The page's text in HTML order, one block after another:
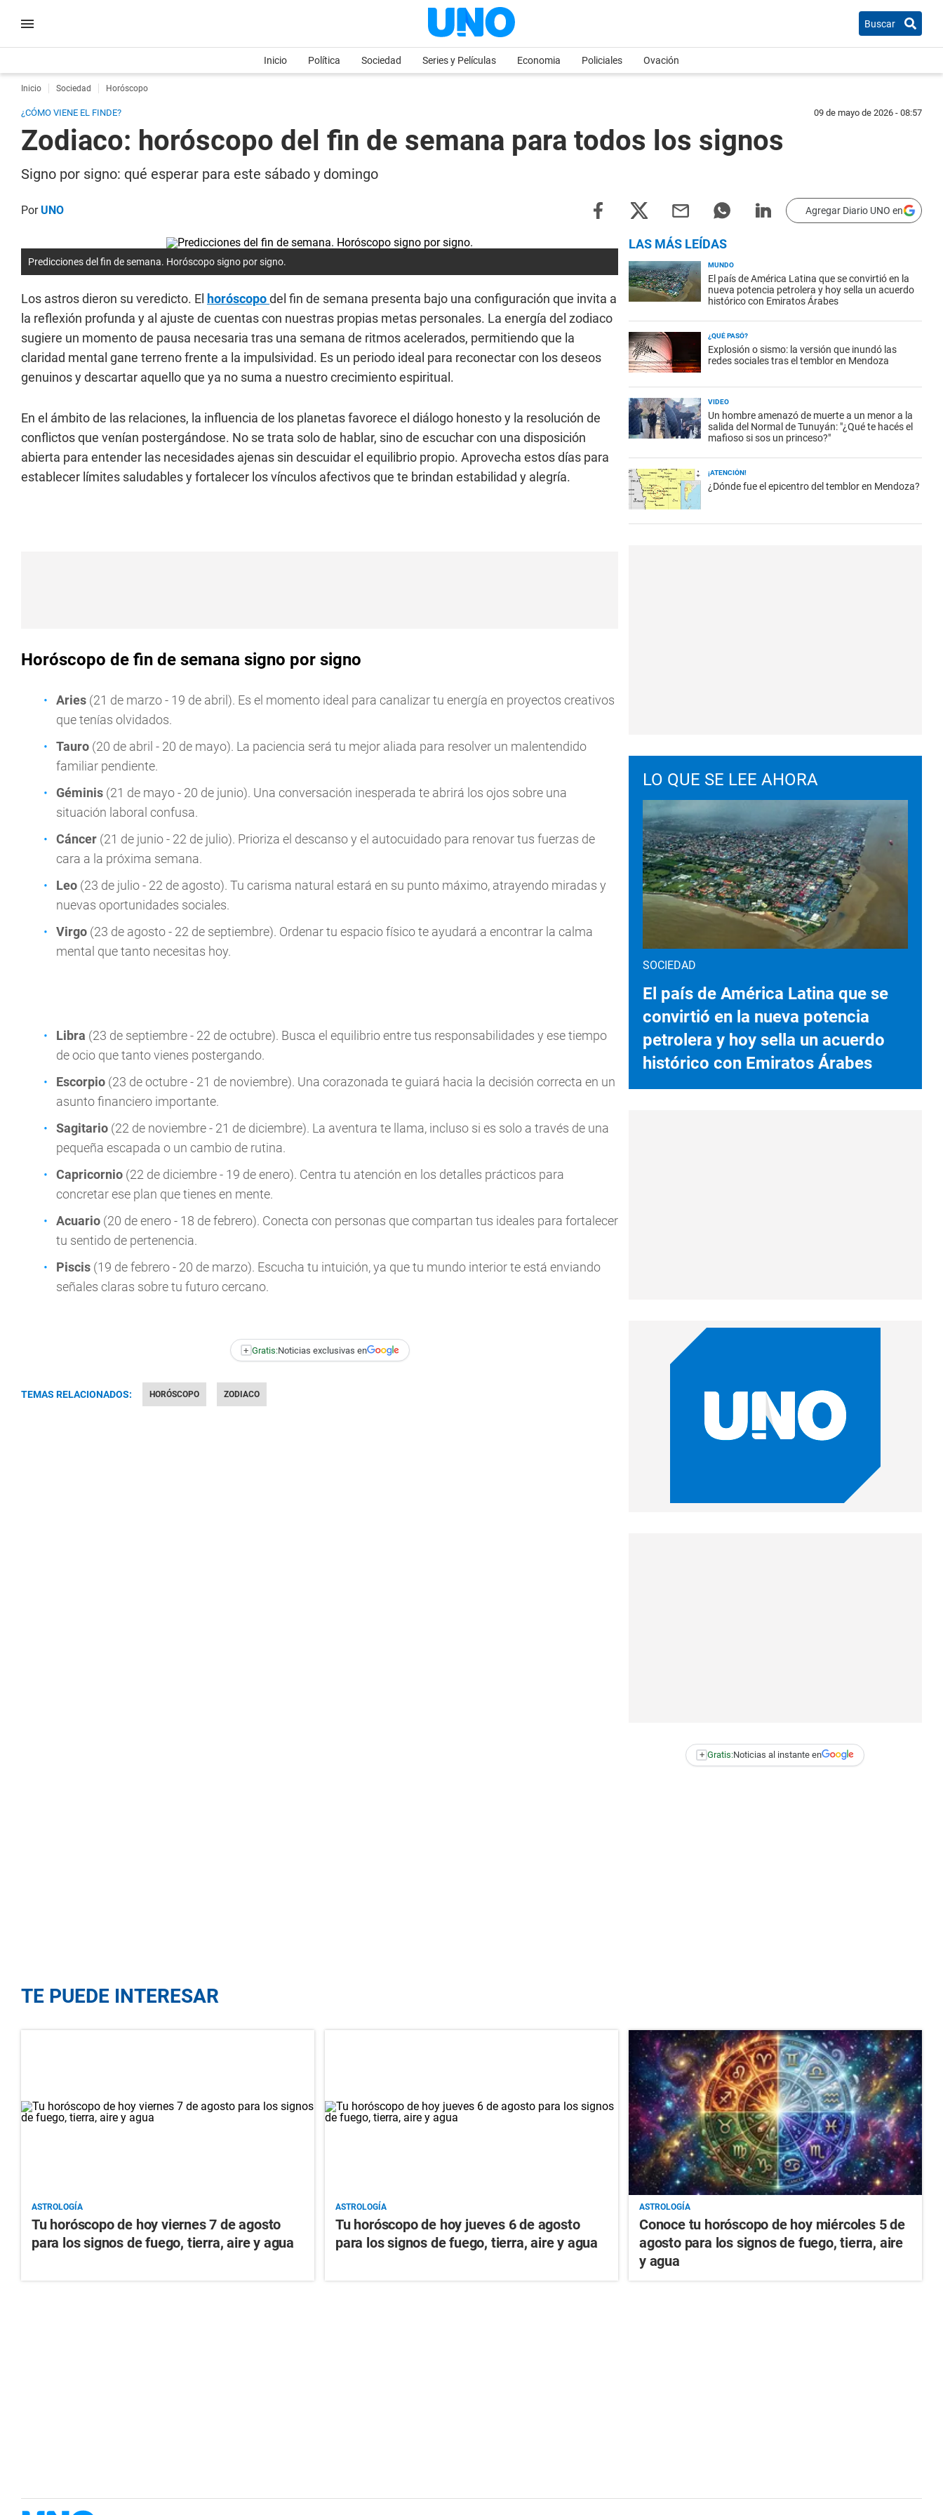
Buscar
Inicio Política Sociedad Series y Películas Economia Policiales Ovación
Inicio Sociedad Horóscopo
¿CÓMO VIENE EL FINDE? 09 de mayo de 2026 - 08:57
Zodiaco: horóscopo del fin de semana para todos los signos
Signo por signo: qué esperar para este sábado y domingo
PorUNO Agregar Diario UNO en
Predicciones del fin de semana. Horóscopo signo por signo.
Los astros dieron su veredicto. El horóscopodel fin de semana presenta bajo una configuración que invita a
la reflexión profunda y al ajuste de cuentas con nuestras propias metas personales. La energía del zodiaco
sugiere un momento de pausa necesaria tras una semana de ritmos acelerados, permitiendo que la
claridad mental gane terreno frente a la impulsividad. Es un periodo ideal para reconectar con los deseos
genuinos y descartar aquello que ya no suma a nuestro crecimiento espiritual.
En el ámbito de las relaciones, la influencia de los planetas favorece el diálogo honesto y la resolución de
conflictos que venían postergándose. No se trata solo de hablar, sino de escuchar con una disposición
abierta para entender las necesidades ajenas sin descuidar el equilibrio propio. Aprovecha estos días para
establecer límites saludables y fortalecer los vínculos afectivos que te brindan estabilidad y alegría.
Horóscopo de fin de semana signo por signo
Aries (21 de marzo - 19 de abril). Es el momento ideal para canalizar tu energía en proyectos creativos
que tenías olvidados.
Tauro (20 de abril - 20 de mayo). La paciencia será tu mejor aliada para resolver un malentendido
familiar pendiente.
Géminis (21 de mayo - 20 de junio). Una conversación inesperada te abrirá los ojos sobre una
situación laboral confusa.
Cáncer (21 de junio - 22 de julio). Prioriza el descanso y el autocuidado para renovar tus fuerzas de
cara a la próxima semana.
Leo (23 de julio - 22 de agosto). Tu carisma natural estará en su punto máximo, atrayendo miradas y
nuevas oportunidades sociales.
Virgo (23 de agosto - 22 de septiembre). Ordenar tu espacio físico te ayudará a encontrar la calma
mental que tanto necesitas hoy.
Libra (23 de septiembre - 22 de octubre). Busca el equilibrio entre tus responsabilidades y ese tiempo
de ocio que tanto vienes postergando.
Escorpio (23 de octubre - 21 de noviembre). Una corazonada te guiará hacia la decisión correcta en un
asunto financiero importante.
Sagitario (22 de noviembre - 21 de diciembre). La aventura te llama, incluso si es solo a través de una
pequeña escapada o un cambio de rutina.
Capricornio (22 de diciembre - 19 de enero). Centra tu atención en los detalles prácticos para
concretar ese plan que tienes en mente.
Acuario (20 de enero - 18 de febrero). Conecta con personas que compartan tus ideales para fortalecer
tu sentido de pertenencia.
Piscis (19 de febrero - 20 de marzo). Escucha tu intuición, ya que tu mundo interior te está enviando
señales claras sobre tu futuro cercano.
+ Gratis:Noticias exclusivas en
TEMAS RELACIONADOS: HORÓSCOPO ZODIACO
LAS MÁS LEÍDAS
MUNDO
El país de América Latina que se convirtió en la
nueva potencia petrolera y hoy sella un acuerdo
histórico con Emiratos Árabes
¿QUÉ PASÓ?
Explosión o sismo: la versión que inundó las
redes sociales tras el temblor en Mendoza
VIDEO
Un hombre amenazó de muerte a un menor a la
salida del Normal de Tunuyán: "¿Qué te hacés el
mafioso si sos un princeso?"
¡ATENCIÓN!
¿Dónde fue el epicentro del temblor en Mendoza?
LO QUE SE LEE AHORA
SOCIEDAD
El país de América Latina que se
convirtió en la nueva potencia
petrolera y hoy sella un acuerdo
histórico con Emiratos Árabes
+ Gratis:Noticias al instante en
TE PUEDE INTERESAR
ASTROLOGÍA
Tu horóscopo de hoy viernes 7 de agosto
para los signos de fuego, tierra, aire y agua
ASTROLOGÍA
Tu horóscopo de hoy jueves 6 de agosto
para los signos de fuego, tierra, aire y agua
ASTROLOGÍA
Conoce tu horóscopo de hoy miércoles 5 de
agosto para los signos de fuego, tierra, aire
y agua